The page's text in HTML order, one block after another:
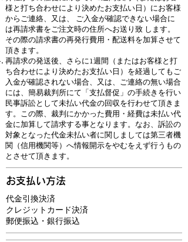
様と打ち合わせにより決めたお支払い日）にお客様
からご連絡、又は、 ご入金が確認できない場合に
は再請求書をご注文時の住所へお送り致 します。
その際の請求書の再発行費用・配送料を加算させて
頂きます。
再請求の発送後、さらに1週間（またはお客様と打
ち合わせにより決めたお支払い日）を経過してもご
入金が確認されない場合、又は、ご連絡の無い場合
には、簡易裁判所にて「支払督促」の手続きを行い
民事訴訟として未払い代金の回収を行わせて頂きま
す。この際、裁判にかかった費用・経費は未払い代
金に加算して請求する事となります。なお、訴訟の
対象となった代金未払い者に関しましては第三者機
関（信用機関等）へ情報開示をやむをえず行うもの
とさせて頂きます。
​お支払い方法
代金引換決済
クレジットカード決済
​郵便振込・銀行振込